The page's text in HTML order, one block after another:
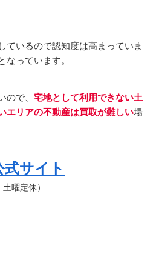
ているので認知度は高まっていま
なっています。
ので、 宅地として利用できない土
エリアの不動産は買取が難しい場
サイト
曜定休）